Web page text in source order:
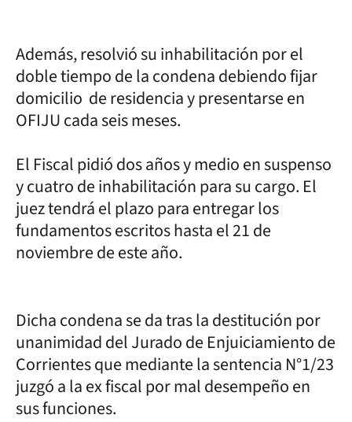
Además, resolvió su inhabilitación por el
doble tiempo de la condena debiendo fijar
domicilio de residencia y presentarse en
OFIJU cada seis meses.
El Fiscal pidió dos años y medio en suspenso
y cuatro de inhabilitación para su cargo. El
juez tendrá el plazo para entregar los
fundamentos escritos hasta el 21 de
noviembre de este año.
Dicha condena se da tras la destitución por
unanimidad del Jurado de Enjuiciamiento de
Corrientes que mediante la sentencia N°1/23
juzgó a la ex fiscal por mal desempeño en
sus funciones.